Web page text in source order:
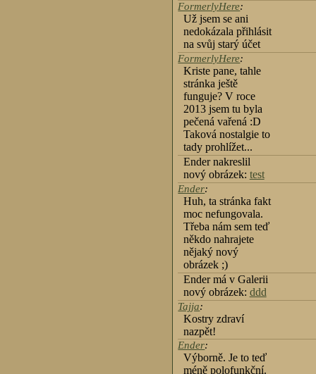
FormerlyHere:
Už jsem se ani
nedokázala přihlásit
na svůj starý účet
FormerlyHere:
Kriste pane, tahle
stránka ještě
funguje? V roce
2013 jsem tu byla
pečená vařená :D
Taková nostalgie to
tady prohlížet...
Ender nakreslil
nový obrázek: test
Ender:
Huh, ta stránka fakt
moc nefungovala.
Třeba nám sem teď
někdo nahrajete
nějaký nový
obrázek ;)
Ender má v Galerii
nový obrázek: ddd
Tajja:
Kostry zdraví
nazpět!
Ender:
Výborně. Je to teď
méně polofunkční.